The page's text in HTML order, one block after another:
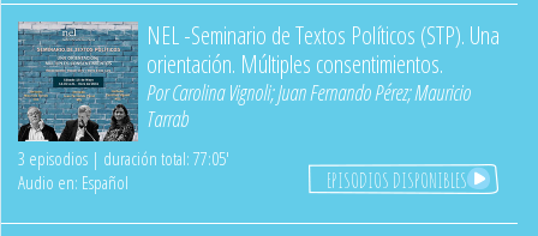
NEL -Seminario de Textos Políticos (STP). Una
orientación. Múltiples consentimientos.
PorCarolina Vignoli;Juan Fernando Pérez;Mauricio
Tarrab
3 episodios | duración total: 77:05'
Audio en: Español
EPISODIOS DISPONIBLES